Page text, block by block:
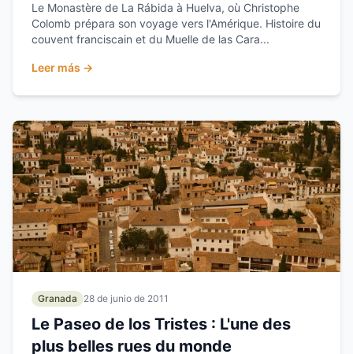
Le Monastère de La Rábida à Huelva, où Christophe
Colomb prépara son voyage vers l'Amérique. Histoire du
couvent franciscain et du Muelle de las Cara...
Leer más →
Granada 28 de junio de 2011
Le Paseo de los Tristes : L'une des
plus belles rues du monde